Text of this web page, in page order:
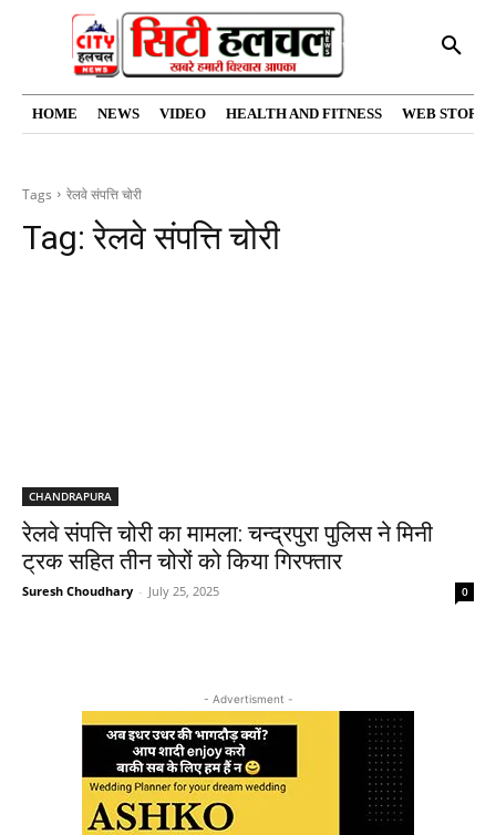
HOME NEWS VIDEO HEALTH AND FITNESS WEB
Tags रेलवे संपत्ति चोरी
Tag:रेलवे संपत्ति चोरी
CHANDRAPURA
रेलवे संपत्ति चोरी का मामला: चन्द्रपुरा पुलिस ने मिनी
ट्रक सहित तीन चोरों को किया गिरफ्तार
Suresh Choudhary - July 25, 2025 0
- Advertisment -